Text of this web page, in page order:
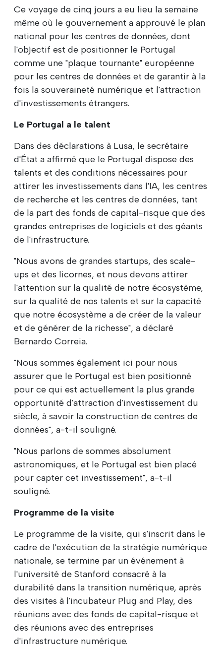
Ce voyage de cinq jours a eu lieu la semaine
même où le gouvernement a approuvé le plan
national pour les centres de données, dont
l'objectif est de positionner le Portugal
comme une "plaque tournante" européenne
pour les centres de données et de garantir à la
fois la souveraineté numérique et l'attraction
d'investissements étrangers.
Le Portugal a le talent
Dans des déclarations à Lusa, le secrétaire
d'État a affirmé que le Portugal dispose des
talents et des conditions nécessaires pour
attirer les investissements dans l'IA, les centres
de recherche et les centres de données, tant
de la part des fonds de capital-risque que des
grandes entreprises de logiciels et des géants
de l'infrastructure.
"Nous avons de grandes startups, des scale-
ups et des licornes, et nous devons attirer
l'attention sur la qualité de notre écosystème,
sur la qualité de nos talents et sur la capacité
que notre écosystème a de créer de la valeur
et de générer de la richesse", a déclaré
Bernardo Correia.
"Nous sommes également ici pour nous
assurer que le Portugal est bien positionné
pour ce qui est actuellement la plus grande
opportunité d'attraction d'investissement du
siècle, à savoir la construction de centres de
données", a-t-il souligné.
"Nous parlons de sommes absolument
astronomiques, et le Portugal est bien placé
pour capter cet investissement", a-t-il
souligné.
Programme de la visite
Le programme de la visite, qui s'inscrit dans le
cadre de l'exécution de la stratégie numérique
nationale, se termine par un événement à
l'université de Stanford consacré à la
durabilité dans la transition numérique, après
des visites à l'incubateur Plug and Play, des
réunions avec des fonds de capital-risque et
des réunions avec des entreprises
d'infrastructure numérique.